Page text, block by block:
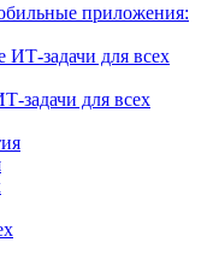
приложения:
задачи для всех